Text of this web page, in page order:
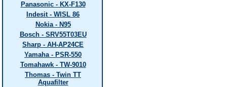
Panasonic - KX-F130
Indesit - WISL 86
Nokia - N95
Bosch - SRV55T03EU
Sharp - AH-AP24CE
Yamaha - PSR-550
Tomahawk - TW-9010
Thomas - Twin TT
Aquafilter